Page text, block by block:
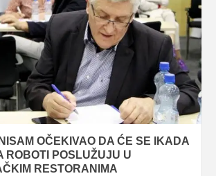
OČEKIVAO DA ĆE SE IKADA
ROBOTI POSLUŽUJU U
RESTORANIMA